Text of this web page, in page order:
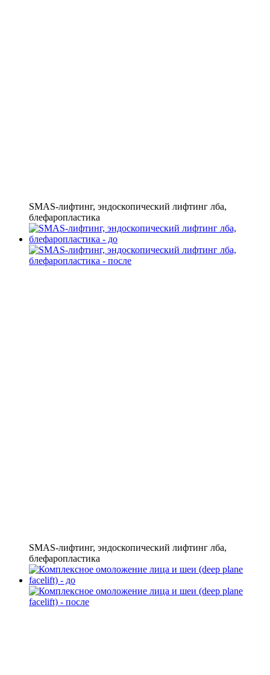
SMAS-лифтинг, эндоскопический лифтинг лба,
блефаропластика
SMAS-лифтинг, эндоскопический лифтинг лба,
блефаропластика